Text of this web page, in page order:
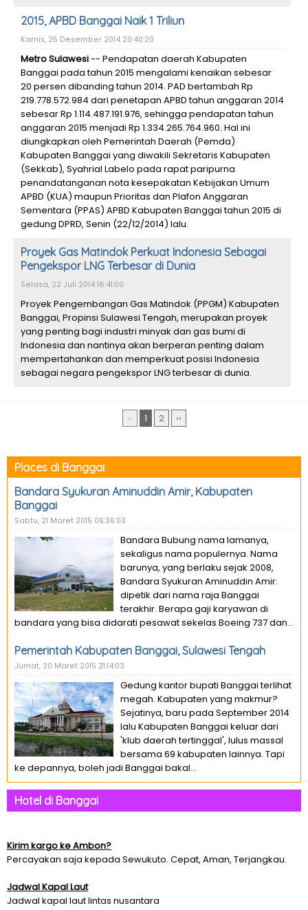
2015, APBD Banggai Naik 1 Triliun
Kamis, 25 Desember 2014 20:40:20
Metro Sulawesi-- Pendapatan daerah Kabupaten
Banggai pada tahun 2015 mengalami kenaikan sebesar
20 persen dibanding tahun 2014. PAD bertambah Rp
219.778.572.984 dari penetapan APBD tahun anggaran 2014
sebesar Rp 1.114.487.191.976, sehingga pendapatan tahun
anggaran 2015 menjadi Rp 1.334.265.764.960. Hal ini
diungkapkan oleh Pemerintah Daerah (Pemda)
Kabupaten Banggai yang diwakili Sekretaris Kabupaten
(Sekkab), Syahrial Labelo pada rapat paripurna
penandatanganan nota kesepakatan Kebijakan Umum
APBD (KUA) maupun Prioritas dan Plafon Anggaran
Sementara (PPAS) APBD Kabupaten Banggai tahun 2015 di
gedung DPRD, Senin (22/12/2014) lalu.
Proyek Gas Matindok Perkuat Indonesia Sebagai
Pengekspor LNG Terbesar di Dunia
Selasa, 22 Juli 2014 18:41:00
Proyek Pengembangan Gas Matindok (PPGM) Kabupaten
Banggai, Propinsi Sulawesi Tengah, merupakan proyek
yang penting bagi industri minyak dan gas bumi di
Indonesia dan nantinya akan berperan penting dalam
mempertahankan dan memperkuat posisi Indonesia
sebagai negara pengekspor LNG terbesar di dunia.
‹‹ 1 2 ››
Places di Banggai
Bandara Syukuran Aminuddin Amir, Kabupaten
Banggai
Sabtu, 21 Maret 2015 06:36:03
Bandara Bubung nama lamanya,
sekaligus nama populernya. Nama
barunya, yang berlaku sejak 2008,
Bandara Syukuran Aminuddin Amir:
dipetik dari nama raja Banggai
terakhir. Berapa gaji karyawan di
bandara yang bisa didarati pesawat sekelas Boeing 737 dan...
Pemerintah Kabupaten Banggai, Sulawesi Tengah
Jumat, 20 Maret 2015 21:14:03
Gedung kantor bupati Banggai terlihat
megah. Kabupaten yang makmur?
Sejatinya, baru pada September 2014
lalu Kabupaten Banggai keluar dari
'klub daerah tertinggal', lulus massal
bersama 69 kabupaten lainnya. Tapi
ke depannya, boleh jadi Banggai bakal...
Hotel di Banggai
Kirim kargo ke Ambon?
Percayakan saja kepada Sewukuto. Cepat, Aman, Terjangkau.
Jadwal Kapal Laut
Jadwal kapal laut lintas nusantara